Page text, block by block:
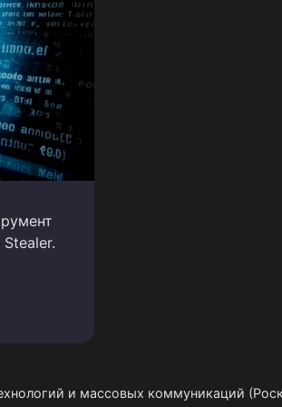
и массовых коммуникаций